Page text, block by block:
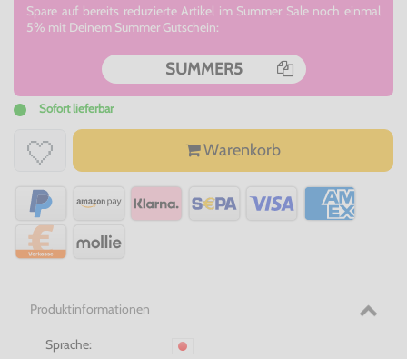
Spare auf bereits reduzierte Artikel im Summer Sale noch einmal
5% mit Deinem Summer Gutschein:
SUMMER5
Sofort lieferbar
Warenkorb
Produktinformationen
Sprache: